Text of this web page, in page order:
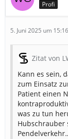
Profi
5. Juni 2025 um 15:16
Zitat von
Kann es sein,
zum Einsatz
Patient einen
was zu tun
Hubschrauber